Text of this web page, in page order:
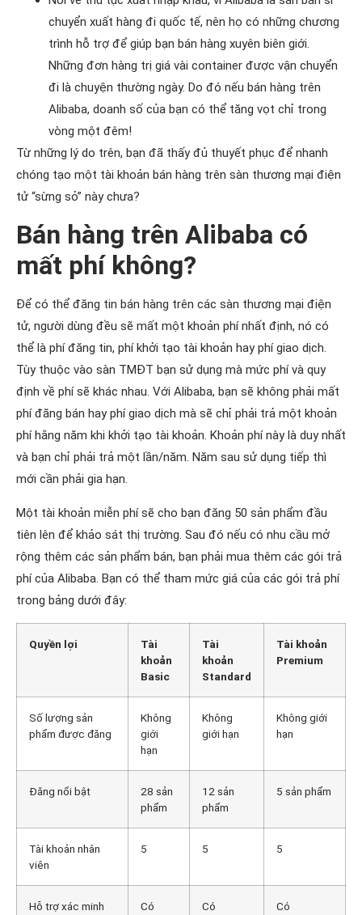
chuyển xuất hàng đi quốc tế, nên họ có những chương
trình hỗ trợ để giúp bạn bán hàng xuyên biên giới.
Những đơn hàng trị giá vài container được vận chuyển
đi là chuyện thường ngày. Do đó nếu bán hàng trên
Alibaba, doanh số của bạn có thể tăng vọt chỉ trong
vòng một đêm!
Từ những lý do trên, bạn đã thấy đủ thuyết phục để nhanh
chóng tạo một tài khoản bán hàng trên sàn thương mại điện
tử “sừng sỏ” này chưa?
Bán hàng trên Alibaba có
mất phí không?
Để có thể đăng tin bán hàng trên các sàn thương mại điện
tử, người dùng đều sẽ mất một khoản phí nhất định, nó có
thể là phí đăng tin, phí khởi tạo tài khoản hay phí giao dịch.
Tùy thuộc vào sàn TMĐT bạn sử dụng mà mức phí và quy
định về phí sẽ khác nhau. Với Alibaba, bạn sẽ không phải mất
phí đăng bán hay phí giao dịch mà sẽ chỉ phải trả một khoản
phí hằng năm khi khởi tạo tài khoản. Khoản phí này là duy nhất
và bạn chỉ phải trả một lần/năm. Năm sau sử dụng tiếp thì
mới cần phải gia hạn.
Một tài khoản miễn phí sẽ cho bạn đăng 50 sản phẩm đầu
tiên lên để khảo sát thị trường. Sau đó nếu có nhu cầu mở
rộng thêm các sản phẩm bán, bạn phải mua thêm các gói trả
phí của Alibaba. Bạn có thể tham mức giá của các gói trả phí
trong bảng dưới đây:
Quyền lợi
Tài
khoản
Basic
Tài
khoản
Standard
Tài khoản
Premium
Số lượng sản
phẩm được đăng
Không
giới
hạn
Không
giới hạn
Không giới
hạn
Đăng nổi bật
28 sản
phẩm
12 sản
phẩm
5 sản phẩm
Tài khoản nhân
viên
5 5 5
Hỗ trợ xác minh
Có Có Có